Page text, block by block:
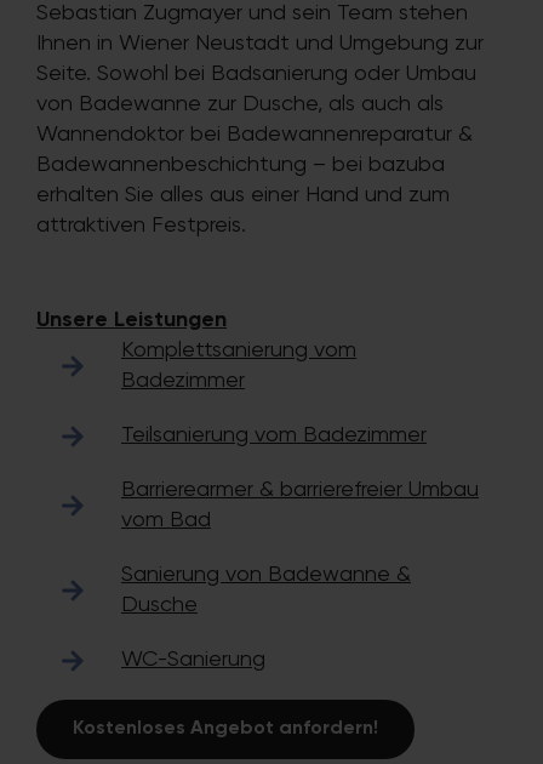
Sebastian Zugmayer und sein Team stehen
Ihnen in Wiener Neustadt und Umgebung zur
Seite. Sowohl bei Badsanierung oder Umbau
von Badewanne zur Dusche, als auch als
Wannendoktor bei Badewannenreparatur &
Badewannenbeschichtung – bei bazuba
erhalten Sie alles aus einer Hand und zum
attraktiven Festpreis.
Unsere Leistungen
Komplettsanierung vom
Badezimmer
Teilsanierung vom Badezimmer
Barrierearmer & barrierefreier Umbau
vom Bad
Sanierung von Badewanne &
Dusche
WC-Sanierung
Kostenloses Angebot anfordern!